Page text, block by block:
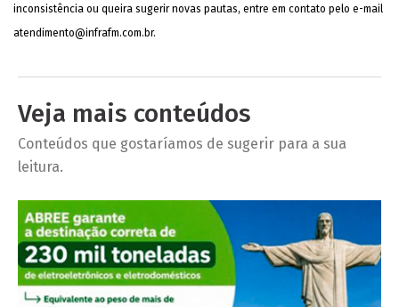
inconsistência ou queira sugerir novas pautas, entre em contato pelo e-mail
atendimento@infrafm.com.br.
Veja mais conteúdos
Conteúdos que gostaríamos de sugerir para a sua
leitura.